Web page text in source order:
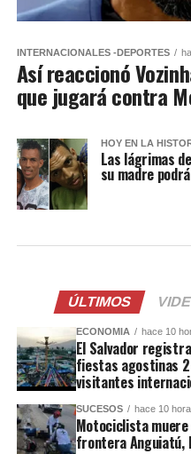
INTERNACIONALES -DEPORTES
Así reaccionó
que jugará contra
HOY EN LA
Las lágrimas
su madre
ÚLTIMOS
ECONOMIA hace 10
El Salvador
fiestas agostinas
visitantes
SUCESOS hace 10
Motociclista
frontera Anguiatú,